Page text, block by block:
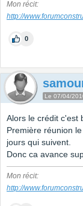
Mon récit:
http://
0
Le 07/04/
Alors le crédit c'est
Première réunion
jours qui suivent.
Donc ca avance
Mon récit:
http://